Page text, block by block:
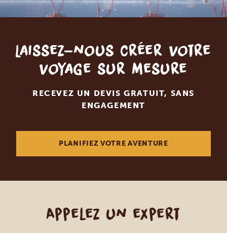
Laissez-nous créer votre
voyage sur mesure
RECEVEZ UN DEVIS GRATUIT, SANS
ENGAGEMENT
PLANIFIEZ VOTRE AVENTURE
Appelez un expert